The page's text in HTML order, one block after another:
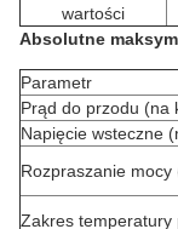
wartości
Absolutne
Parametr
Prąd do przodu (na
Napięcie wsteczne
Rozpraszanie mocy
Zakres temperatury